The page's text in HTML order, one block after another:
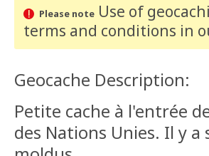
Please noteUse of
terms and conditions in
Geocache Description:
Petite cache à l'entrée
des Nations Unies. Il y